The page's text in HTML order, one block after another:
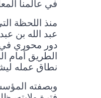
في عالمنا
عبد الله بن
دور محوري في
الطريق أمام
نطاق عمله
وبصفته